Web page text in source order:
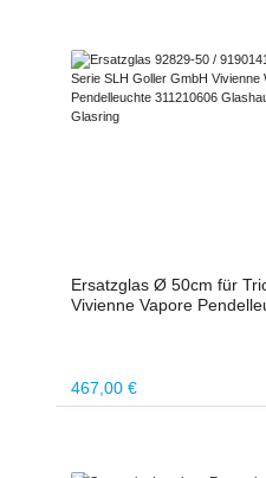
Ersatzglas Ø 50cm für
Vivienne Vapore
Regulärer Preis:
467,00 €